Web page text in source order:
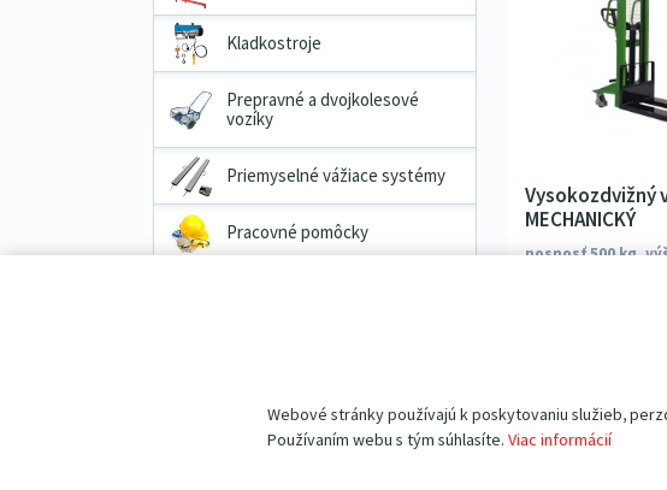
Webové stránky používajú k poskytovaniu služieb,
Používaním webu s tým súhlasíte. Viac informácií
Kladkostroje
Prepravné a dvojkolesové
vozíky
Priemyselné vážiace systémy
Pracovné pomôcky
Vysokozdvižný
MECHANICKÝ
nosnosť 500 kg,
riaditeľné
zdvih ojou